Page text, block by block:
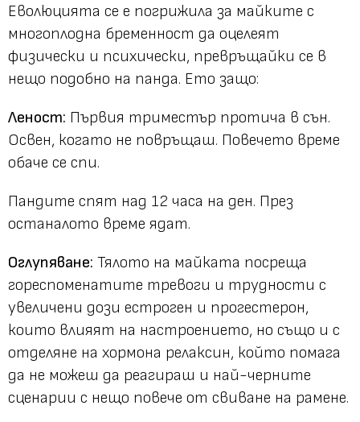
Еволюцията се е погрижила за майките с
многоплодна бременност да оцелеят
физически и психически, превръщайки се в
нещо подобно на панда. Ето защо:
Леност: Първия триместър протича в сън.
Освен, когато не повръщаш. Повечето време
обаче се спи.
Пандите спят над 12 часа на ден. През
останалото време ядат.
Оглупяване: Тялото на майката посреща
гореспоменатите тревоги и трудности с
увеличени дози естроген и прогестерон,
които влияят на настроението, но също и с
отделяне на хормона релаксин, който помага
да не можеш да реагираш и най-черните
сценарии с нещо повече от свиване на рамене.